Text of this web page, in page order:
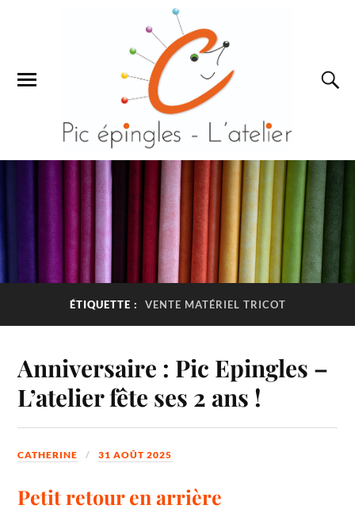
ÉTIQUETTE : VENTE MATÉRIEL TRICOT
Anniversaire : Pic Epingles –
L’atelier fête ses 2 ans !
CATHERINE 31 AOÛT 2025
Petit retour en arrière